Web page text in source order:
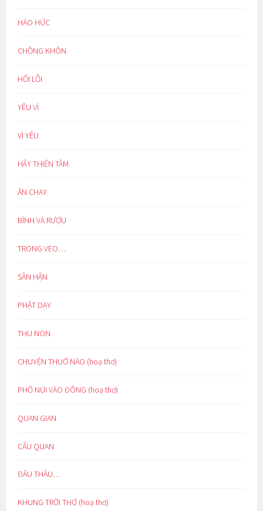
HÁO HỨC
CHỒNG KHÔN
HỐI LỖI
YÊU VÌ
VÌ YÊU
HÃY THIỆN TÂM
ĂN CHAY
BÌNH VÀ RƯỢU
TRONG VEO…
SÂN HẬN
PHẬT DẠY
THU NON
CHUYỆN THUỞ NÀO (hoạ thơ)
PHỐ NÚI VÀO ĐÔNG (hoạ thơ)
QUAN GIAN
CẨU QUAN
ĐẤU THẦU…
KHUNG TRỜI THƠ (hoạ thơ)